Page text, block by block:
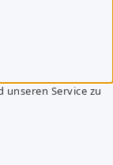
unseren Service zu